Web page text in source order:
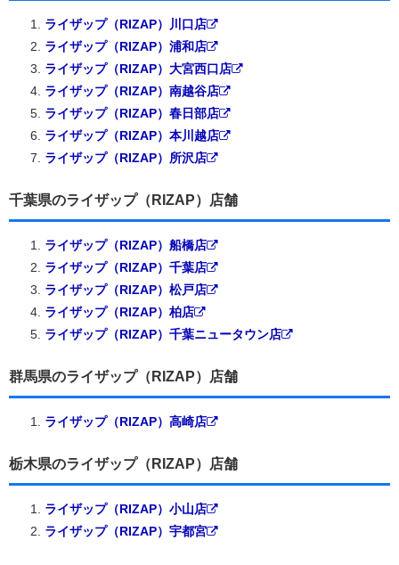
ライザップ（RIZAP）川口店
ライザップ（RIZAP）浦和店
ライザップ（RIZAP）大宮西口店
ライザップ（RIZAP）南越谷店
ライザップ（RIZAP）春日部店
ライザップ（RIZAP）本川越店
ライザップ（RIZAP）所沢店
千葉県のライザップ（RIZAP）店舗
ライザップ（RIZAP）船橋店
ライザップ（RIZAP）千葉店
ライザップ（RIZAP）松戸店
ライザップ（RIZAP）柏店
ライザップ（RIZAP）千葉ニュータウン店
群馬県のライザップ（RIZAP）店舗
ライザップ（RIZAP）高崎店
栃木県のライザップ（RIZAP）店舗
ライザップ（RIZAP）小山店
ライザップ（RIZAP）宇都宮